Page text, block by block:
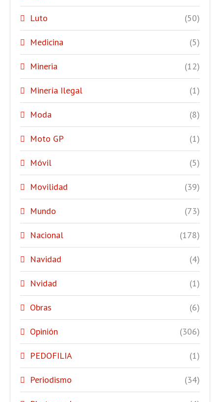
Luto (50)
Medicina (5)
Mineria (12)
Minería Ilegal (1)
Moda (8)
Moto GP (1)
Móvil (5)
Movilidad (39)
Mundo (73)
Nacional (178)
Navidad (4)
Nvidad (1)
Obras (6)
Opinión (306)
PEDOFILIA (1)
Periodismo (34)